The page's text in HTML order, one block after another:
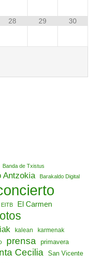
28 29 30
Banda de Txistus
Antzokia Barakaldo Digital
EITB El Carmen
kalean
karmenak
prensa primavera
Cecilia San Vicente